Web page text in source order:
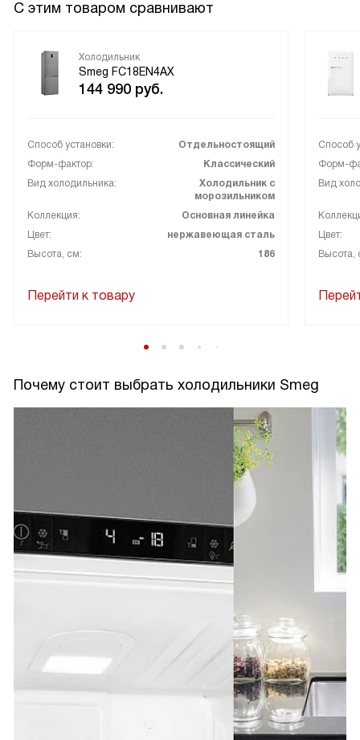
С этим товаром сравнивают
Холодильник
Smeg FC18EN4AX
144 990 руб.
Способ установки:
Отдельностоящий
Форм-фактор:
Классический
Вид холодильника:
Холодильник с
морозильником
Коллекция:
Основная линейка
Цвет:
нержавеющая сталь
Высота, см:
186
Перейти к товару
Способ
Форм-
Вид
Цвет:
Высота,
Почему стоит выбрать холодильники Smeg